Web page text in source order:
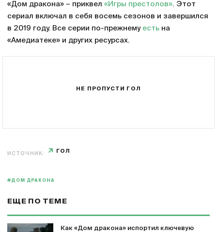
«Дом дракона» – приквел «Игры престолов». Этот
сериал включал в себя восемь сезонов и завершился
в 2019 году. Все серии по-прежнему есть на
«Амедиатеке» и других ресурсах.
НЕ ПРОПУСТИ ГОЛ
ИСТОЧНИК: ГОЛ
#ДОМ ДРАКОНА
ЕЩЕ ПО ТЕМЕ
Как «Дом дракона» испортил ключевую